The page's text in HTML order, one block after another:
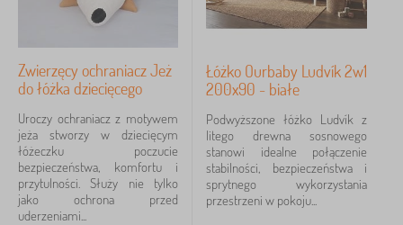
Zwierzęcy ochraniacz Jeż
do łóżka dziecięcego
Uroczy ochraniacz z motywem
jeża stworzy w dziecięcym
łóżeczku poczucie
bezpieczeństwa, komfortu i
przytulności. Służy nie tylko
jako ochrona przed
uderzeniami...
Łóżko Ourbaby Ludvík 2w1
200x90 - białe
Podwyższone łóżko Ludvík z
litego drewna sosnowego
stanowi idealne połączenie
stabilności, bezpieczeństwa i
sprytnego wykorzystania
przestrzeni w pokoju...